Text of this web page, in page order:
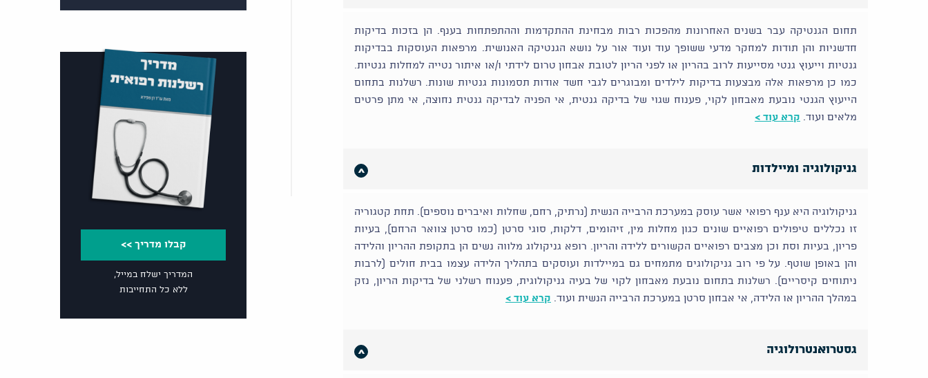
תחום הגנטיקה עבר בשנים האחרונות מהפכות רבות מבחינת ההתקדמות וההתפתחות בענף. הן בזכות בדיקות
חדשניות והן תודות למחקר מדעי ששופך עוד ועוד אור על נושא הגנטיקה האנושית. מרפאות העוסקות בבדיקות
גנטיות וייעוץ גנטי מסייעות לרוב בהריון או לפני הריון לטובת אבחון טרום לידתי ו/או איתור נטייה למחלות גנטיות.
כמו כן מרפאות אלה מבצעות בדיקות לילדים ומבוגרים לגבי חשד אודות תסמונות גנטיות שונות. רשלנות בתחום
הייעוץ הגנטי נובעת מאבחון לקוי, פענוח שגוי של בדיקה גנטית, אי הפניה לבדיקה גנטית נחוצה, אי מתן פרטים
מלאים ועוד. קרא עוד >
גניקולוגיה ומיילדות
גניקולוגיה היא ענף רפואי אשר עוסק במערכת הרבייה הנשית (נרתיק, רחם, שחלות ואיברים נוספים). תחת קטגוריה
זו נכללים טיפולים רפואיים שונים כגון מחלות מין, זיהומים, דלקות, סוגי סרטן (כמו סרטן צוואר הרחם), בעיות
פריון, בעיות וסת וכן מצבים רפואיים הקשורים ללידה והריון. רופא גניקולוג מלווה נשים הן בתקופת ההריון והלידה
והן באופן שוטף. על פי רוב גניקולוגים מתמחים גם במיילדות ועוסקים בתהליך הלידה עצמו בבית חולים (לרבות
ניתוחים קיסריים). רשלנות בתחום נובעת מאבחון לקוי של בעיה גניקולוגית, פענוח רשלני של בדיקות הריון, נזק
במהלך ההריון או הלידה, אי אבחון סרטן במערכת הרבייה הנשית ועוד. קרא עוד >
גסטרואנטרולוגיה
קבלו מדריך >>
המדריך ישלח במייל,
ללא כל התחייבות